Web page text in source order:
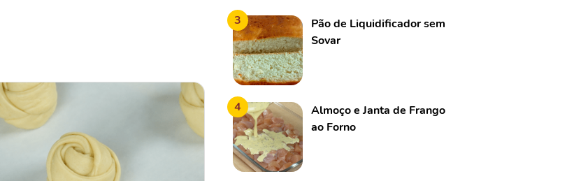
3
Pão de Liquidificador sem
Sovar
4
Almoço e Janta de Frango
ao Forno